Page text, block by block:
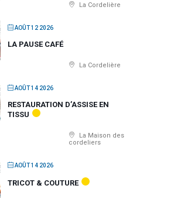
La Cordelière
AOÛT 12 2026
LA PAUSE CAFÉ
La Cordelière
AOÛT 14 2026
RESTAURATION D’ASSISE EN
TISSU
La Maison des
cordeliers
AOÛT 14 2026
TRICOT & COUTURE